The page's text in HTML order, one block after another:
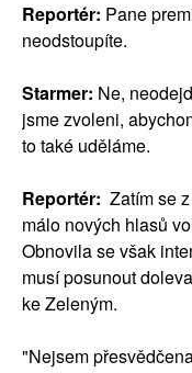
Reportér: Pane
neodstoupíte.
Starmer: Ne,
jsme zvoleni,
to také uděláme.
Reportér: Zatím se
málo nových hlasů
Obnovila se však
musí posunout
ke Zeleným.
"Nejsem